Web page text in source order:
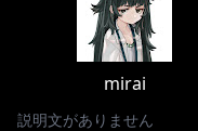
mirai
説明文がありません